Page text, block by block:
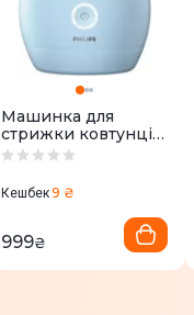
Машинка для
стрижки ковтунців
Philips GCA2100/20
Кешбек9 ₴
999₴